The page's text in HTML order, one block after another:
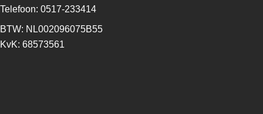
Telefoon: 0517-233414
BTW: NL002096075B55
KvK: 68573561